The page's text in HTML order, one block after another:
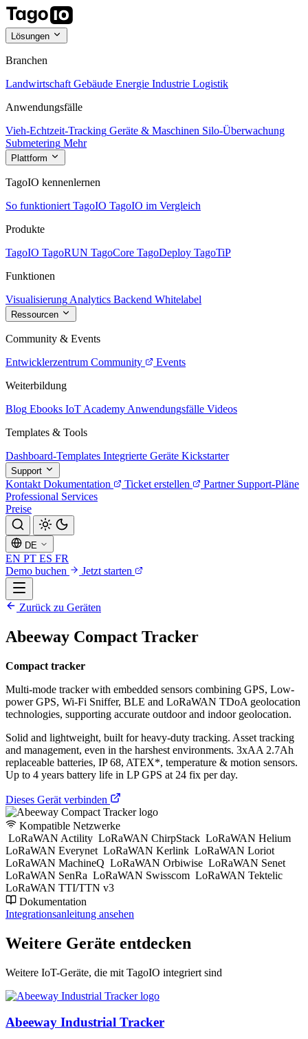
Lösungen
Branchen
Landwirtschaft Gebäude Energie Industrie Logistik
Anwendungsfälle
Vieh-Echtzeit-Tracking Geräte & Maschinen Silo-Überwachung
Submetering Mehr
Plattform
TagoIO kennenlernen
So funktioniert TagoIO TagoIO im Vergleich
Produkte
TagoIO TagoRUN TagoCore TagoDeploy TagoTiP
Funktionen
Visualisierung Analytics Backend Whitelabel
Ressourcen
Community & Events
Entwicklerzentrum Community
Events
Weiterbildung
Blog Ebooks IoT Academy Anwendungsfälle Videos
Templates & Tools
Dashboard-Templates Integrierte Geräte Kickstarter
Support
Kontakt Dokumentation Ticket erstellen Partner Support-Pläne
Professional Services
Preise
DE
EN PT ES FR
Demo buchen
Jetzt starten
Zurück zu Geräten
Abeeway Compact Tracker
Compact tracker
Multi-mode tracker with embedded sensors combining GPS, Low-
power GPS, Wi-Fi Sniffer, BLE and LoRaWAN TDoA geolocation
technologies, supporting accurate outdoor and indoor geolocation.
Solid and lightweight, built for heavy-duty tracking. Asset tracking
and management, even in the harshest environments. 3xAA 2.7Ah
replaceable batteries, IP 68, ATEX*, temperature & motion sensors.
Up to 4 years battery life in LP GPS at 24 fix per day.
Dieses Gerät verbinden
Kompatible Netzwerke
LoRaWAN Actility LoRaWAN ChirpStack LoRaWAN Helium
LoRaWAN Everynet LoRaWAN Kerlink LoRaWAN Loriot
LoRaWAN MachineQ LoRaWAN Orbiwise LoRaWAN Senet
LoRaWAN SenRa LoRaWAN Swisscom LoRaWAN Tektelic
LoRaWAN TTI/TTN v3
Dokumentation
Integrationsanleitung ansehen
Weitere Geräte entdecken
Weitere IoT-Geräte, die mit TagoIO integriert sind
Abeeway Industrial Tracker